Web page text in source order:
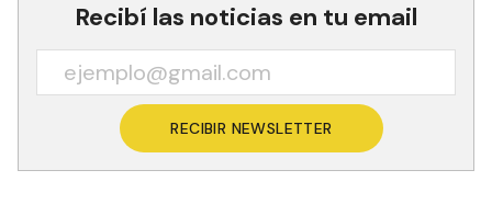
Recibí las noticias en tu email
RECIBIR NEWSLETTER